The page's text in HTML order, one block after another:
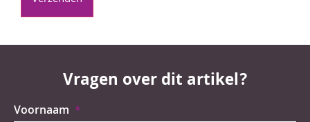
Vragen over dit artikel?
Voornaam